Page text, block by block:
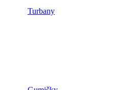
Turbany